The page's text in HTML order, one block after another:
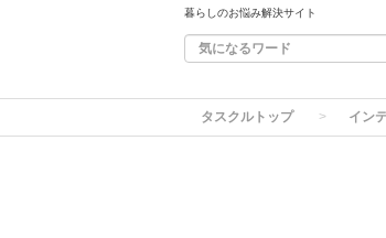
暮らしのお悩み解決サイト
タスクルトップ イン